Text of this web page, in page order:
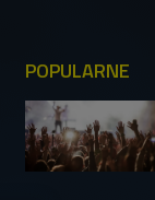
POPULARNE